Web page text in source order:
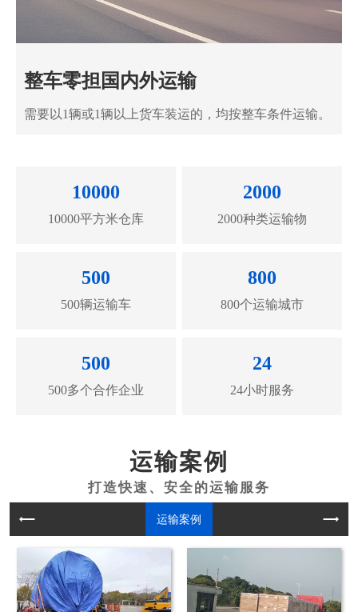
整车零担国内外运输
需要以1辆或1辆以上货车装运的，均按整车条件运输。
10000
10000平方米仓库
2000
2000种类运输物
500
500辆运输车
800
800个运输城市
500
500多个合作企业
24
24小时服务
运输案例
运输案例